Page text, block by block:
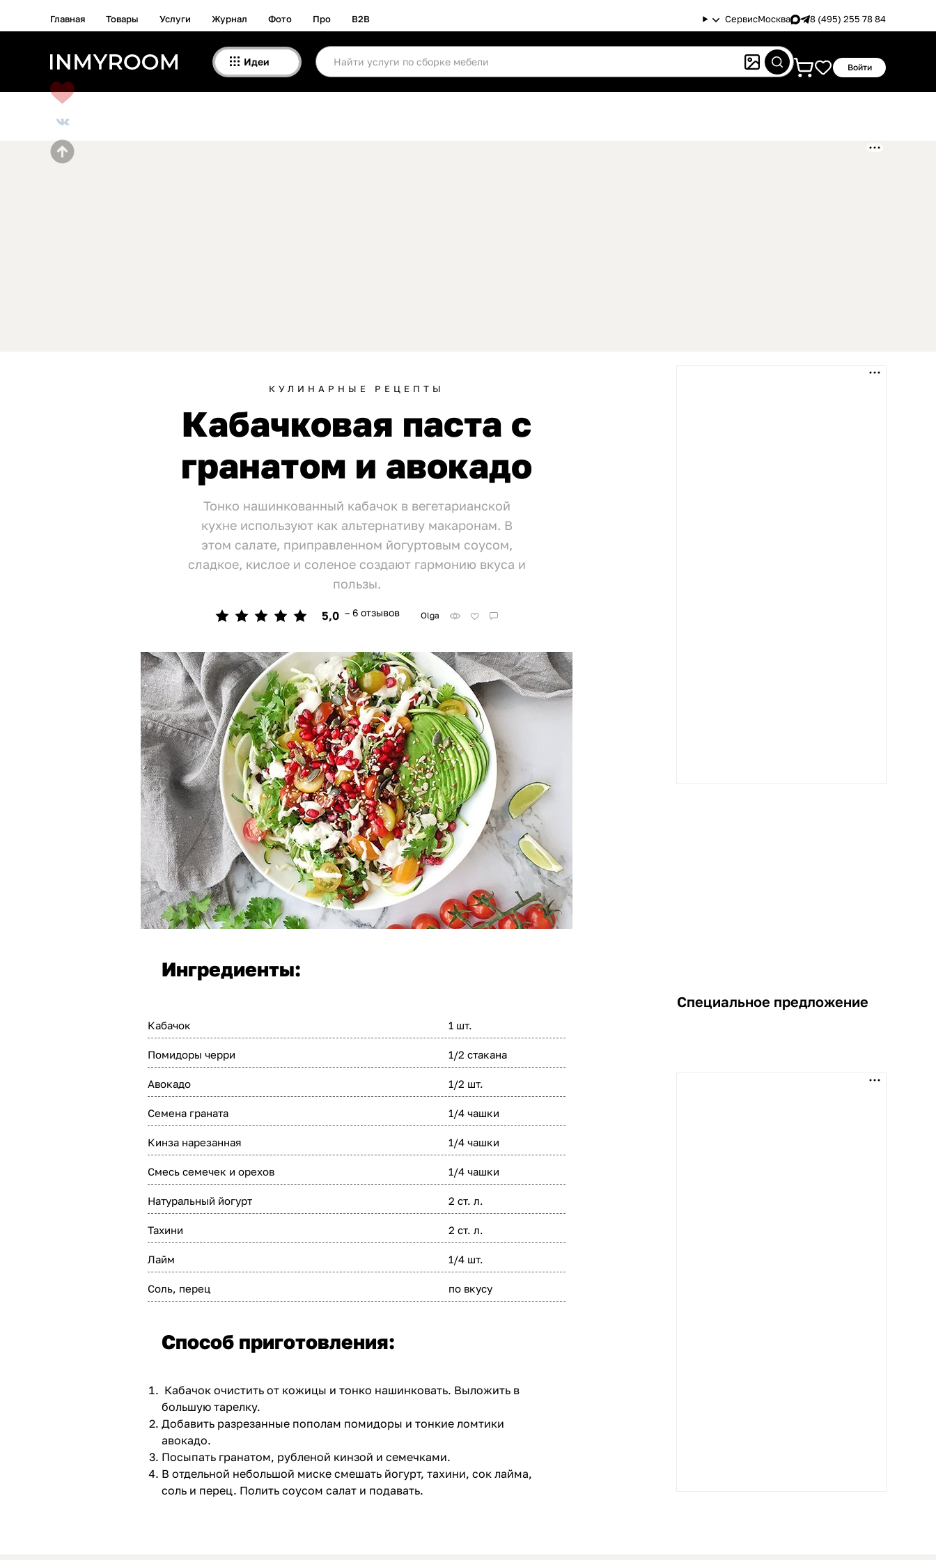
Главная Товары Услуги Журнал Фото Про B2B СервисМосква 8 (495) 255 78 84
Идеи Войти
Специальное предложение
КУЛИНАРНЫЕ РЕЦЕПТЫ
Кабачковая паста с
гранатом и авокадо
Тонко нашинкованный кабачок в вегетарианской
кухне используют как альтернативу макаронам. В
этом салате, приправленном йогуртовым соусом,
сладкое, кислое и соленое создают гармонию вкуса и
пользы.
5,0 – 6 отзывов Olga
Ингредиенты:
Кабачок 1 шт.
Помидоры черри 1/2 стакана
Авокадо 1/2 шт.
Семена граната 1/4 чашки
Кинза нарезанная 1/4 чашки
Смесь семечек и орехов 1/4 чашки
Натуральный йогурт 2 ст. л.
Тахини 2 ст. л.
Лайм 1/4 шт.
Соль, перец по вкусу
Способ приготовления:
Кабачок очистить от кожицы и тонко нашинковать. Выложить в
большую тарелку.
Добавить разрезанные пополам помидоры и тонкие ломтики
авокадо.
Посыпать гранатом, рубленой кинзой и семечками.
В отдельной небольшой миске смешать йогурт, тахини, сок лайма,
соль и перец. Полить соусом салат и подавать.